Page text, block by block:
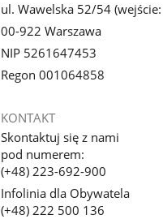
ul. Wawelska 52/54
00-922 Warszawa
NIP 5261647453
Regon 001064858
KONTAKT
Skontaktuj się z nami
pod numerem:
(+48) 223-692-900
Infolinia dla Obywatela
(+48) 222 500 136